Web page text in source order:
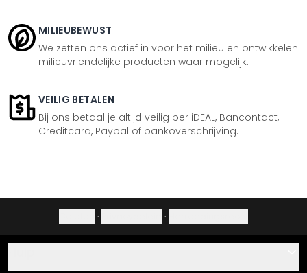
MILIEUBEWUST
We zetten ons actief in voor het milieu en ontwikkelen
milieuvriendelijke producten waar mogelijk.
VEILIG BETALEN
Bij ons betaal je altijd veilig per iDEAL, Bancontact,
Creditcard, Paypal of bankoverschrijving.
· ·